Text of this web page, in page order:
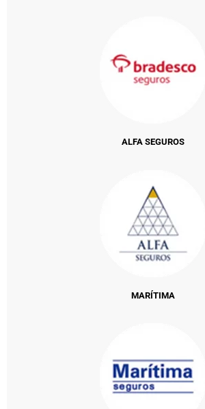
ALFA SEGUROS
MARÍTIMA